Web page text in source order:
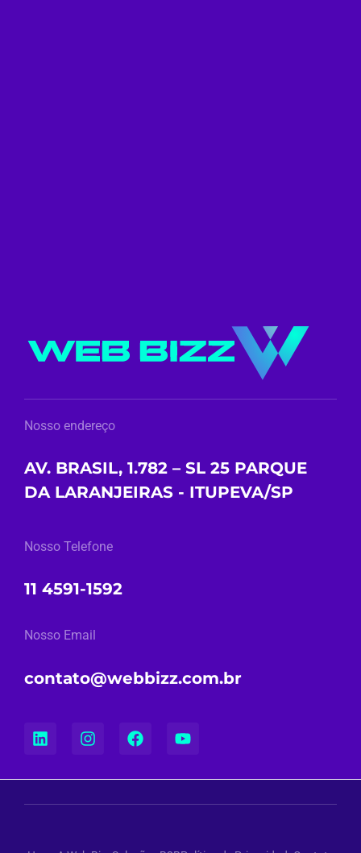
Nosso endereço
AV. BRASIL, 1.782 – SL 25 PARQUE
DA LARANJEIRAS - ITUPEVA/SP
Nosso Telefone
11 4591-1592
Nosso Email
contato@webbizz.com.br